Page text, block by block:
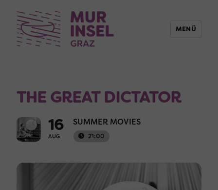
MENÜ
THE GREAT DICTATOR
16
AUG
SUMMER MOVIES
21:00